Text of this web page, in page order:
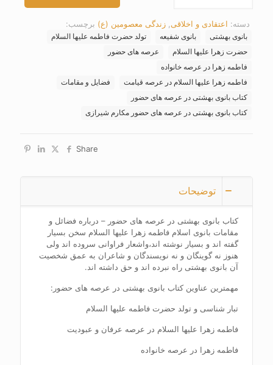
عرصه
های
حضور
عدد
دسته: اعتقادی و اخلاقی زندگی معصومین (ع) برچسب:
بانوی بهشتی بانوی شفیعه
تولد حضرت فاطمه علیها السلام
حضرت زهرا علیها السلام
عرصه های حضور
فاطمه زهرا در عرصه خانواده
فاطمه زهرا علیها السلام در عرصه قیامت
فضایل و مقامات
کتاب بانوی بهشتی در عرصه های حضور
کتاب بانوی بهشتی در عرصه های حضور مکارم شیرازی
Share
توضیحات
کتاب بانوی بهشتی در عرصه های حضور – درباره فضائل و
مقامات بانوی اسلام فاطمه زهرا علیها السلام سخن بسیار
گفته اند و بسیار نوشته اند،واشعار فراوانی سروده اند ولی
هنوز نه گوینگان و نه نویسندگان و شاعران به عمق شخصیت
آن بانوی بهشتی راه نبرده اند و حق داشته اند.
مهمترین عناوین کتاب بانوی بهشتی در عرصه های حضور:
تبار شناسی و تولد حضرت فاطمه علیها السلام
فاطمه زهرا علیها السلام در عرصه عرفان و عبودیت
فاطمه زهرا در عرصه خانواده